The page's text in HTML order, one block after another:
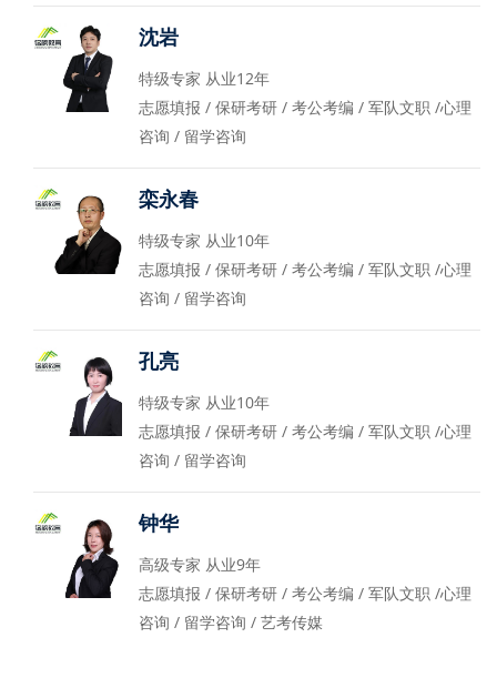
沈岩
特级专家 从业12年
志愿填报 / 保研考研 / 考公考编 / 军队文职 /心理
咨询 / 留学咨询
栾永春
特级专家 从业10年
志愿填报 / 保研考研 / 考公考编 / 军队文职 /心理
咨询 / 留学咨询
孔亮
特级专家 从业10年
志愿填报 / 保研考研 / 考公考编 / 军队文职 /心理
咨询 / 留学咨询
钟华
高级专家 从业9年
志愿填报 / 保研考研 / 考公考编 / 军队文职 /心理
咨询 / 留学咨询 / 艺考传媒